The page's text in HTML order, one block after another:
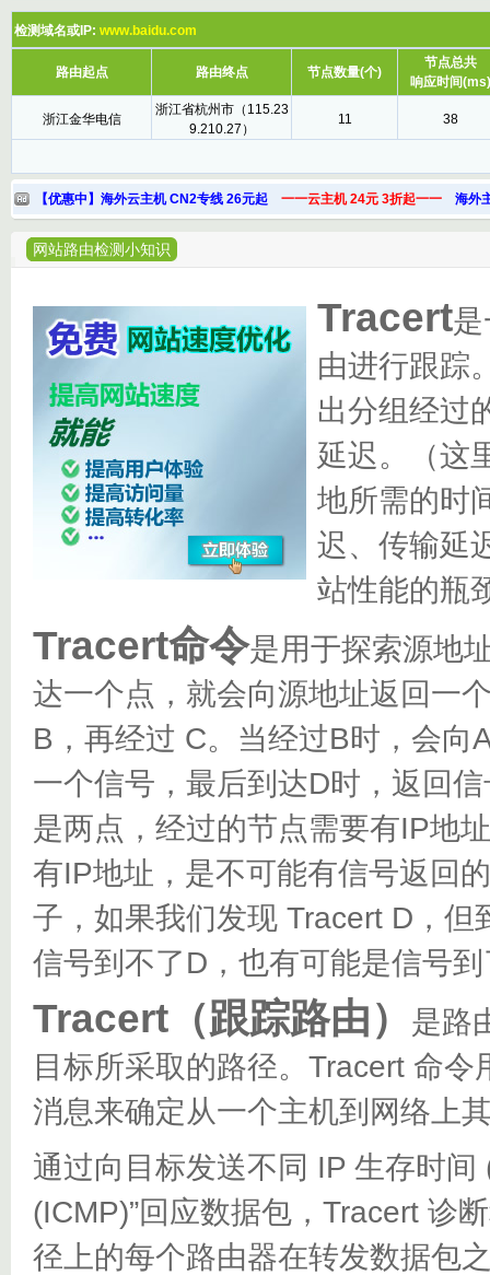
检测域名或IP: www.baidu.com
路由起点 路由终点 节点数量(个)
节点总共
响应时间(ms)
浙江金华电信
浙江省杭州市（115.23
9.210.27）
11 38
【优惠中】海外云主机 CN2专线 26元起 一一云主机 24元 3折起一一 海外
网站路由检测小知识
Tracert
由进行跟踪
出分组经过
延迟。（这
地所需的时
迟、传输延
站性能的瓶
Tracert命令是用于探索源地
达一个点，就会向源地址返回一
B，再经过 C。当经过B时，会
一个信号，最后到达D时，返回
是两点，经过的节点需要有IP地
有IP地址，是不可能有信号返回
子，如果我们发现 Tracert D，
信号到不了D，也有可能是信号
Tracert（跟踪路由）
是路
目标所采取的路径。Tracert 命
消息来确定从一个主机到网络上
通过向目标发送不同 IP 生存时
(ICMP)”回应数据包，Tracert 诊
径上的每个路由器在转发数据包